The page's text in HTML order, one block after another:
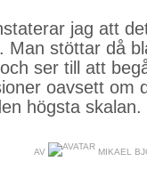
jag att
Man stöttar då
ser till att
oavsett om
högsta
AV MIKAEL